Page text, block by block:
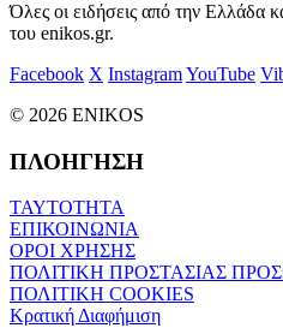
Όλες οι ειδήσεις από την Ελλάδα
του enikos.gr.
Facebook X InstagramYouTube
© 2026 ENIKOS
ΠΛΟΗΓΗΣΗ
ΤΑΥΤΟΤΗΤΑ
ΕΠΙΚΟΙΝΩΝΙΑ
ΟΡΟΙ ΧΡΗΣΗΣ
ΠΟΛΙΤΙΚΗ ΠΡΟΣΤΑΣΙΑΣ
ΠΟΛΙΤΙΚΗ COOKIES
Κρατική Διαφήμιση